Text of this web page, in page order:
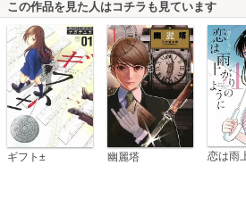
この作品を見た人はコチラも見ています
ギフト± 幽麗塔